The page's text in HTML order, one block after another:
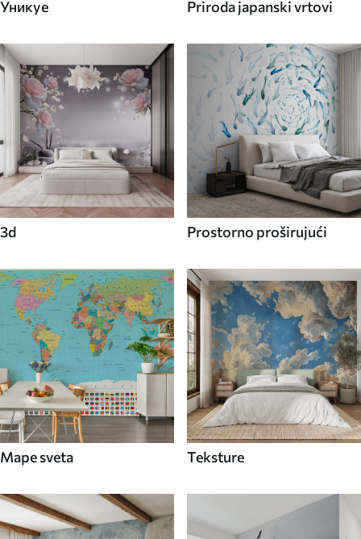
Уникуе Priroda japanski vrtovi
3d Prostorno proširujući
Mape sveta Teksture